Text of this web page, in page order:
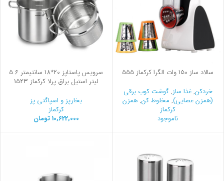
سالاد ساز 150 وات الگرا کرکماز 555
خردکن,غذا ساز,گوشت کوب برقی
(همزن عصایی), مخلوط کن, همزن
کرکماز
ناموجود
سرویس پاستاپز 20*18 سانتیمتر 5.6
لیتر استیل براق پرلا کرکماز 1523
بخارپز و اسپاگتی پز
کرکماز
10,622,000 تومان